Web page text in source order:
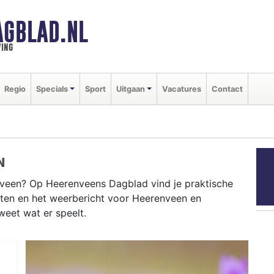
Regio Specials Sport Uitgaan Vacatures Contact
Op Heerenveens Dagblad vind je praktische
en het weerbericht voor Heerenveen en
wat er speelt.